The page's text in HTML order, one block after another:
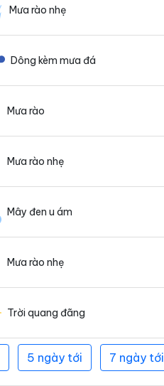
Mưa rào nhẹ
Dông kèm mưa đá
Mưa rào
Mưa rào nhẹ
Mây đen u ám
Mưa rào nhẹ
Trời quang đãng
5 ngày tới 7 ngày tới